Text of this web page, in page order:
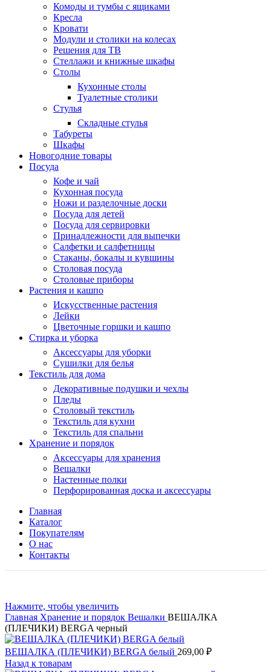
Комоды и тумбы с ящиками
Кресла
Кровати
Модули и столики на колесах
Решения для ТВ
Стеллажи и книжные шкафы
Столы
Кухонные столы
Туалетные столики
Стулья
Складные стулья
Табуреты
Шкафы
Новогодние товары
Посуда
Кофе и чай
Кухонная посуда
Ножи и разделочные доски
Посуда для детей
Посуда для сервировки
Принадлежности для выпечки
Салфетки и салфетницы
Стаканы, бокалы и кувшины
Столовая посуда
Столовые приборы
Растения и кашпо
Искусственные растения
Лейки
Цветочные горшки и кашпо
Стирка и уборка
Аксессуары для уборки
Сушилки для белья
Текстиль для дома
Декоративные подушки и чехлы
Пледы
Столовый текстиль
Текстиль для кухни
Текстиль для спальни
Хранение и порядок
Аксессуары для хранения
Вешалки
Настенные полки
Перфорированная доска и аксессуары
Главная
Каталог
Покупателям
О нас
Контакты
Нажмите, чтобы увеличить
Главная Хранение и порядок Вешалки ВЕШАЛКА
(ПЛЕЧИКИ) BERGA черный
ВЕШАЛКА (ПЛЕЧИКИ) BERGA белый 269,00 ₽
Назад к товарам